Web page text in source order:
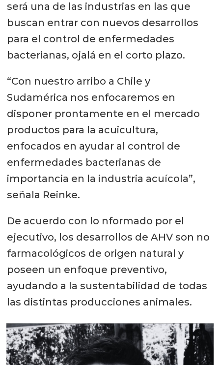
será una de las industrias en las que
buscan entrar con nuevos desarrollos
para el control de enfermedades
bacterianas, ojalá en el corto plazo.
“Con nuestro arribo a Chile y
Sudamérica nos enfocaremos en
disponer prontamente en el mercado
productos para la acuicultura,
enfocados en ayudar al control de
enfermedades bacterianas de
importancia en la industria acuícola”,
señala Reinke.
De acuerdo con lo nformado por el
ejecutivo, los desarrollos de AHV son no
farmacológicos de origen natural y
poseen un enfoque preventivo,
ayudando a la sustentabilidad de todas
las distintas producciones animales.